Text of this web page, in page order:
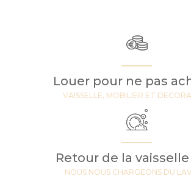
Louer pour ne pas
VAISSELLE, MOBILIER ET
Retour de la
NOUS NOUS CHARGEONS DU